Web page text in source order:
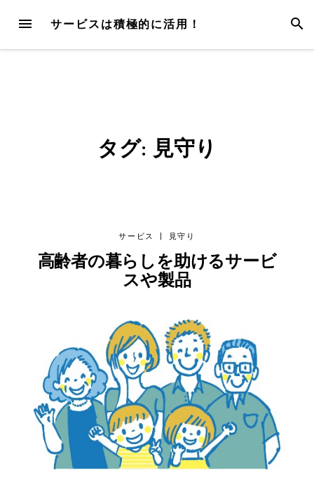
content
MENU サービスは積極的に活用！
タグ: 見守り
サービス 見守り
高齢者の暮らしを助けるサービ
スや製品